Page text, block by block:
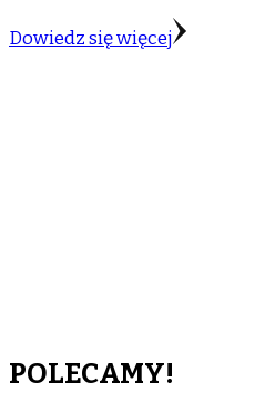
Dowiedz się więcej
POLECAMY!